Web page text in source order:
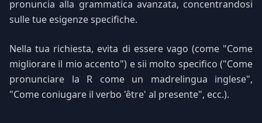
pronuncia alla grammatica avanzata, concentrandosi
sulle tue esigenze specifiche.
Nella tua richiesta, evita di essere vago (come "Come
migliorare il mio accento") e sii molto specifico ("Come
pronunciare la R come un madrelingua inglese",
"Come coniugare il verbo 'être' al presente", ecc.).